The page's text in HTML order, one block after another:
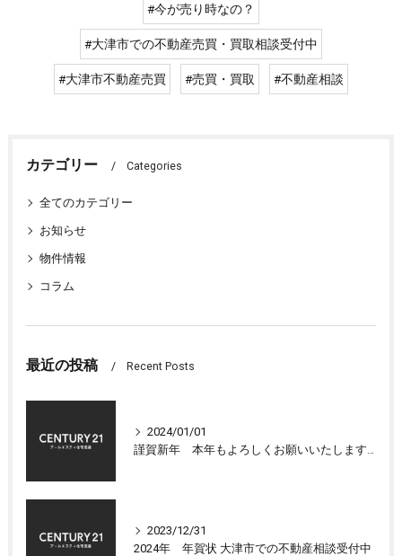
#今が売り時なの？
#大津市での不動産売買・買取相談受付中
#大津市不動産売買 #売買・買取 #不動産相談
カテゴリー Categories
全てのカテゴリー
お知らせ
物件情報
コラム
最近の投稿 Recent Posts
2024/01/01
2023/12/31
2024年 年賀状 大津市での不動産相談受付中